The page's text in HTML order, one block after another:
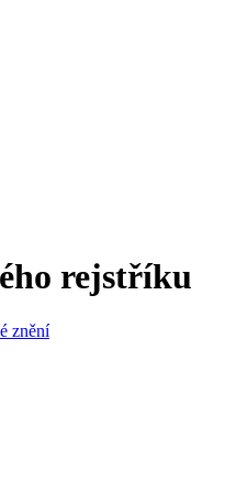
rejstříku
znění